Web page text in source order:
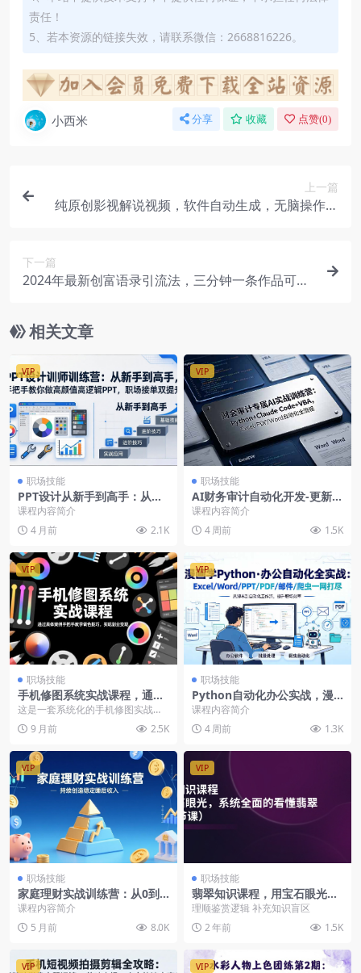
责任！
5、若本资源的链接失效，请联系微信：2668816226。
小西米 分享 收藏 点赞(0)
上一篇
纯原创影视解说视频，软件自动生成，无脑操作，
下一篇
2024年最新创富语录引流法，三分钟一条作品可矩
相关文章
VIP
职场技能
PPT设计从新手到高手：从基
础认知到实战案例，接单赚钱
技能
课程内容简介
4 月前
2.1K
VIP
职场技能
AI财务审计自动化开发-更新：
Python+Claude Code+VB
A，Excel/PDF/Word自动化
全流程
课程内容简介
4 周前
1.5K
VIP
职场技能
手机修图系统实战课程，通过
具体案例手把手教学调色技
巧，实现副业变现
这是一套系统化的手机修图实战课
程，从基础人像美容、瘦身技巧到
高级调色方法全面覆盖...
9 月前 2.5K
VIP
职场技能
Python自动化办公实战，漫
画图解零基础掌握ExcelWord
PPTPDF处理
课程内容简介
4 周前
1.3K
VIP
职场技能
家庭理财实战训练营：从0到1
建体系，三阶进阶层层递进，
课程内容简介
5 月前
8.0K
VIP
职场技能
翡翠知识课程，用宝石眼光，
系统全面的看懂翡翠（22节
理顺鉴赏逻辑 补充知识盲区
2 年前
1.5K
VIP VIP